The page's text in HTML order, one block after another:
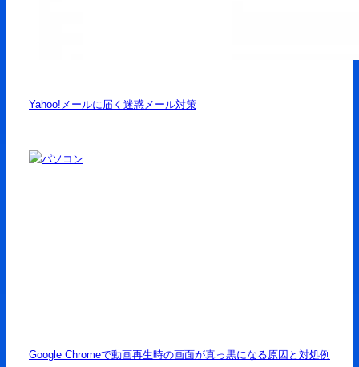
Yahoo!メールに届く迷惑メール対策
Google Chromeで動画再生時の画面が真っ黒になる原因と対処例